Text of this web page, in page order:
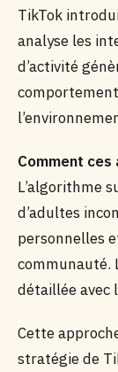
TikTok
analyse les
d’activité
Comment
L’algorithme
d’adultes
personnelles
communauté.
détaillée avec
Cette
stratégie de